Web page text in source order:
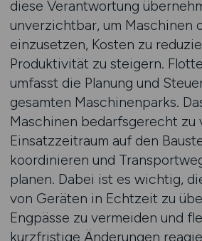
diese Verantwortung
unverzichtbar, um Maschinen
einzusetzen, Kosten zu
Produktivität zu steigern.
umfasst die Planung und
gesamten Maschinenparks.
Maschinen bedarfsgerecht zu
Einsatzzeitraum auf den
koordinieren und
planen. Dabei ist es wichtig,
von Geräten in Echtzeit zu
Engpässe zu vermeiden und
kurzfristige Änderungen